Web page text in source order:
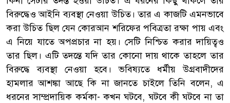
বিরুদ্ধেও আইনি ব্যবস্থা নেওয়া উচিত। তার এ কাজটি এমনভাবে
করা উচিত ছিল যেন কোরআন শরিফের পবিত্রতা রক্ষা পায় এবং
এ নিয়ে যাতে অপপ্রচার না হয়। সেটি নিশ্চিত করার দায়িত্বও
তার ছিল। এটি তদন্তে যদি তার কোনো দায় থাকে তাহলে তার
বিরুদ্ধে ব্যবস্থা নেওয়া হবে। ভবিষ্যতে ধর্মীয় উগ্রবাদীদের
হামলার আশঙ্কা আছে কি না জানতে চাইলে তিনি বলেন, এ
ধরনের সাম্প্রদায়িক কর্মকা- কখন ঘটবে, ঘটবে কী ঘটবে না তা